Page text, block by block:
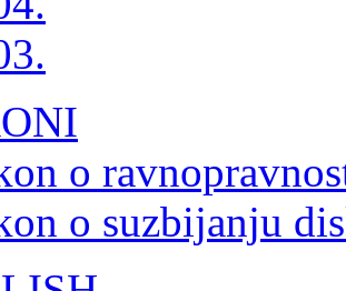
o
o suzbijanju